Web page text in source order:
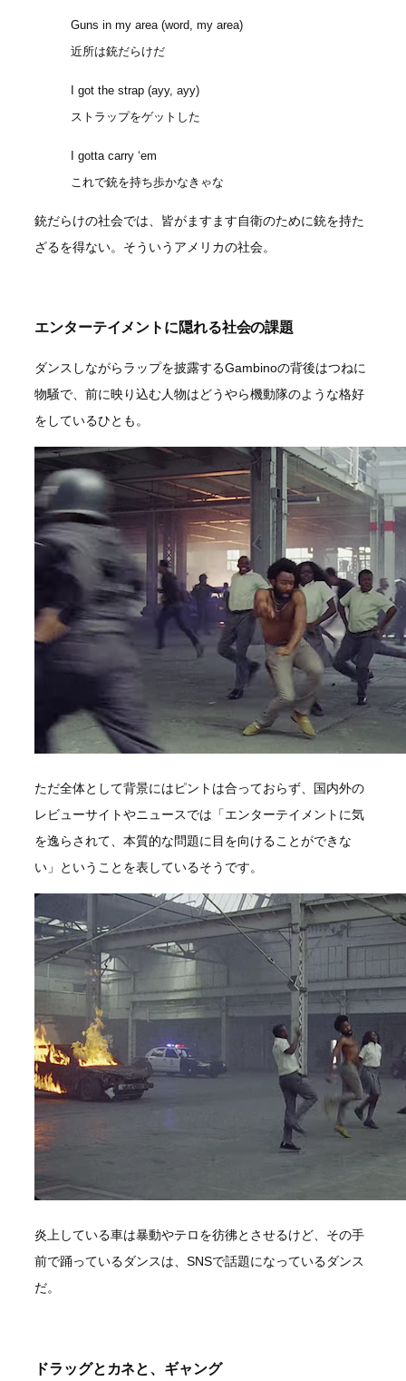
Guns in my area (word, my area)
近所は銃だらけだ
I got the strap (ayy, ayy)
ストラップをゲットした
I gotta carry ‘em
これで銃を持ち歩かなきゃな
銃だらけの社会では、皆がますます自衛のために銃を持た
ざるを得ない。そういうアメリカの社会。
エンターテイメントに隠れる社会の課題
ダンスしながらラップを披露するGambinoの背後はつねに
物騒で、前に映り込む人物はどうやら機動隊のような格好
をしているひとも。
ただ全体として背景にはピントは合っておらず、国内外の
レビューサイトやニュースでは「エンターテイメントに気
を逸らされて、本質的な問題に目を向けることができな
い」ということを表しているそうです。
炎上している車は暴動やテロを彷彿とさせるけど、その手
前で踊っているダンスは、SNSで話題になっているダンス
だ。
ドラッグとカネと、ギャング